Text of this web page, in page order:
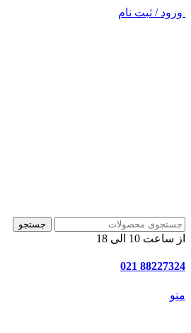
ورود / ثبت نام
جستجو
از ساعت 10 الی 18
88227324 021
منو